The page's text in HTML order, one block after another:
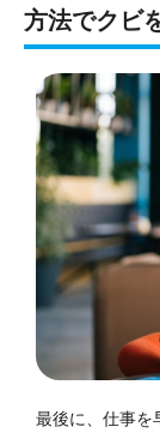
方法でクビ
最後に、仕事を